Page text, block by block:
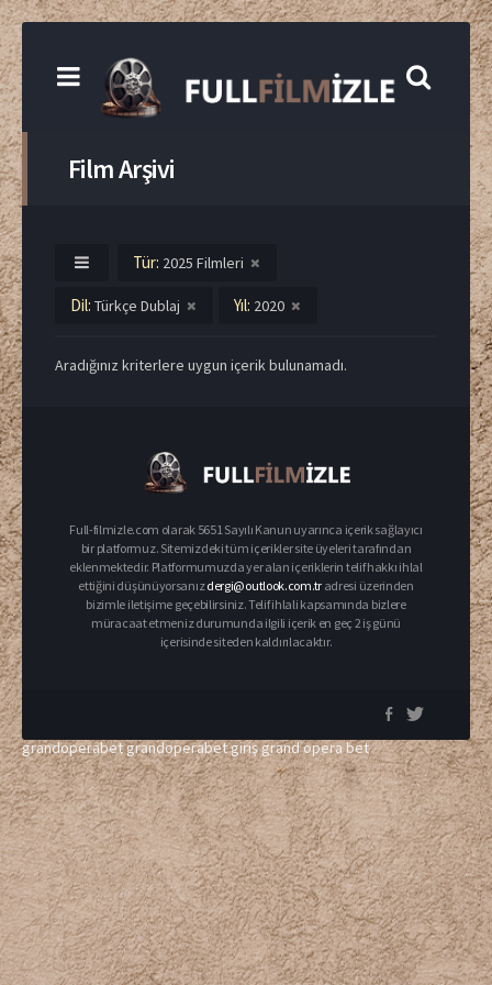
Film Arşivi
Tür: 2025 Filmleri
Dil: Türkçe Dublaj Yıl: 2020
Aradığınız kriterlere uygun içerik bulunamadı.
Full-filmizle.com olarak 5651 Sayılı Kanun uyarınca içerik sağlayıcı
bir platformuz. Sitemizdeki tüm içerikler site üyeleri tarafından
eklenmektedir. Platformumuzda yer alan içeriklerin telif hakkı ihlal
ettiğini düşünüyorsanızdergi@outlook.com.tr adresi üzerinden
bizimle iletişime geçebilirsiniz. Telif ihlali kapsamında bizlere
müracaat etmeniz durumunda ilgili içerik en geç 2 iş günü
içerisinde siteden kaldırılacaktır.
grandoperabetgrandoperabet giriş grand opera bet